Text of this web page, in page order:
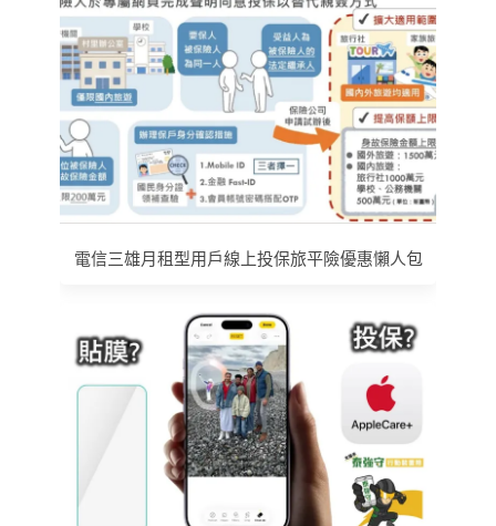
電信三雄月租型用戶線上投保旅平險優惠懶人包